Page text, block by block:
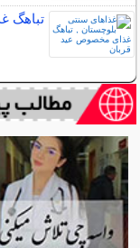
تباهگ